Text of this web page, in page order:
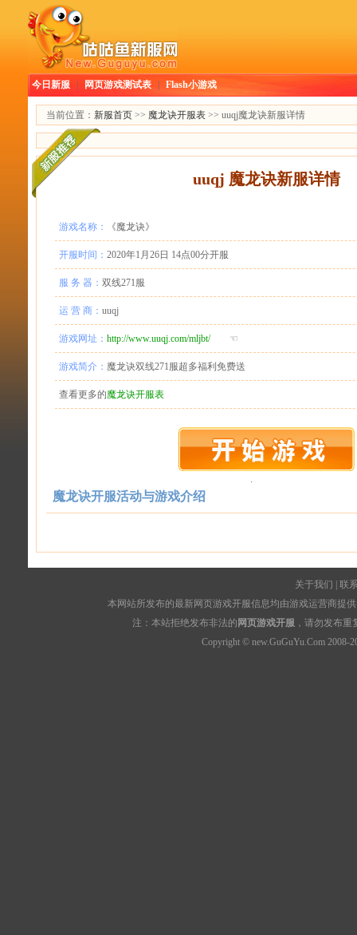
今日新服 网页游戏测试表 Flash小游戏
当前位置： 新服首页 >> 魔龙诀开服表 >> uuqj魔龙诀新服详情
uuqj 魔龙诀新服详情
游戏名称： 《魔龙诀》
开服时间： 2020年1月26日 14点00分开服
服 务 器： 双线271服
运 营 商： uuqj
游戏网址： http://www.uuqj.com/mljbt/☜
游戏简介： 魔龙诀双线271服超多福利免费送
查看更多的魔龙诀开服表
魔龙诀开服活动与游戏介绍
关于我们
联
本网站所发布的最新网页游戏开服信息均由游戏运营商提
注：本站拒绝发布非法的 网页游戏开服 ，请勿发布重
Copyright © new.GuGuYu.Com 2008-